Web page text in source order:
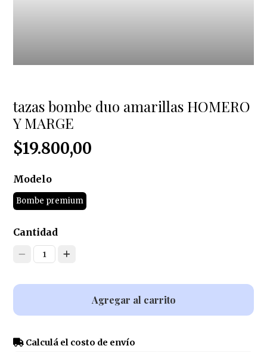
tazas bombe duo amarillas HOMERO
Y MARGE
$19.800,00
Modelo
Bombe premium
Cantidad
1
Agregar al carrito
Calculá el costo de envío